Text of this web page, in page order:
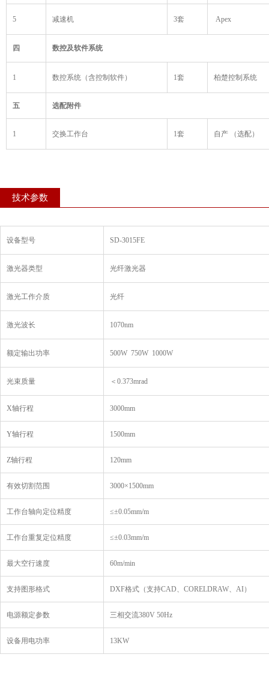
5 减速机 3套 Apex
四 数控及软件系统
1 数控系统（含控制软件） 1套 柏楚控制系统
五 选配附件
1 交换工作台 1套 自产 （选配）
技术参数
设备型号 SD-3015FE
激光器类型 光纤激光器
激光工作介质 光纤
激光波长 1070nm
额定输出功率 500W 750W 1000W
光束质量 ＜0.373mrad
X轴行程 3000mm
Y轴行程 1500mm
Z轴行程 120mm
有效切割范围 3000×1500mm
工作台轴向定位精度 ≤±0.05mm/m
工作台重复定位精度 ≤±0.03mm/m
最大空行速度 60m/min
支持图形格式 DXF格式（支持CAD、CORELDRAW、AI）
电源额定参数 三相交流380V 50Hz
设备用电功率 13KW